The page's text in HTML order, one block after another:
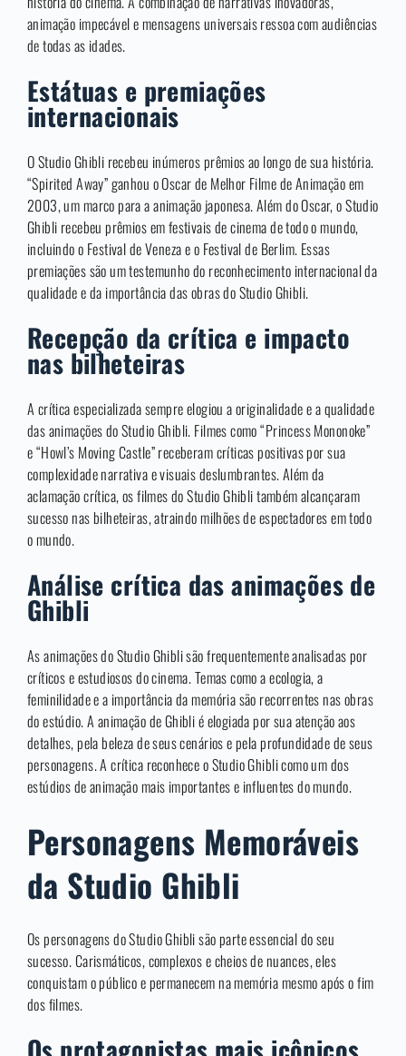
animação impecável e mensagens universais ressoa com audiências
de todas as idades.
Estátuas e premiações
internacionais
O Studio Ghibli recebeu inúmeros prêmios ao longo de sua história.
“Spirited Away” ganhou o Oscar de Melhor Filme de Animação em
2003, um marco para a animação japonesa. Além do Oscar, o Studio
Ghibli recebeu prêmios em festivais de cinema de todo o mundo,
incluindo o Festival de Veneza e o Festival de Berlim. Essas
premiações são um testemunho do reconhecimento internacional da
qualidade e da importância das obras do Studio Ghibli.
Recepção da crítica e impacto
nas bilheteiras
A crítica especializada sempre elogiou a originalidade e a qualidade
das animações do Studio Ghibli. Filmes como “Princess Mononoke”
e “Howl’s Moving Castle” receberam críticas positivas por sua
complexidade narrativa e visuais deslumbrantes. Além da
aclamação crítica, os filmes do Studio Ghibli também alcançaram
sucesso nas bilheteiras, atraindo milhões de espectadores em todo
o mundo.
Análise crítica das animações de
Ghibli
As animações do Studio Ghibli são frequentemente analisadas por
críticos e estudiosos do cinema. Temas como a ecologia, a
feminilidade e a importância da memória são recorrentes nas obras
do estúdio. A animação de Ghibli é elogiada por sua atenção aos
detalhes, pela beleza de seus cenários e pela profundidade de seus
personagens. A crítica reconhece o Studio Ghibli como um dos
estúdios de animação mais importantes e influentes do mundo.
Personagens Memoráveis
da Studio Ghibli
Os personagens do Studio Ghibli são parte essencial do seu
sucesso. Carismáticos, complexos e cheios de nuances, eles
conquistam o público e permanecem na memória mesmo após o fim
dos filmes.